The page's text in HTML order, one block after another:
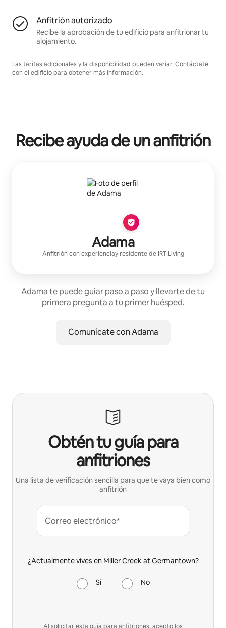
Anfitrión autorizado
Recibe la aprobación de tu edificio para anfitrionar tu
alojamiento.
Las tarifas adicionales y la disponibilidad pueden variar. Contáctate
con el edificio para obtener más información.
Recibe ayuda de un anfitrión
Adama
Anfitrión con experienciay residente de IRT Living
Adama te puede guiar paso a paso y llevarte de tu
primera pregunta a tu primer huésped.
Comunícate con Adama
Obtén tu guía para
anfitriones
Una lista de verificación sencilla para que te vaya bien como
anfitrión
Correo electrónico*
¿Actualmente vives en Miller Creek at Germantown?
Sí No